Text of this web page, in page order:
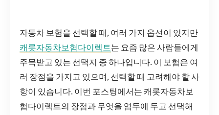
자동차 보험을 선택할 때, 여러 가지 옵션이 있지만
캐롯자동차보험다이렉트는 요즘 많은 사람들에게
주목받고 있는 선택지 중 하나입니다. 이 보험은 여
러 장점을 가지고 있으며, 선택할 때 고려해야 할 사
항이 있습니다. 이번 포스팅에서는 캐롯자동차보
험다이렉트의 장점과 무엇을 염두에 두고 선택해